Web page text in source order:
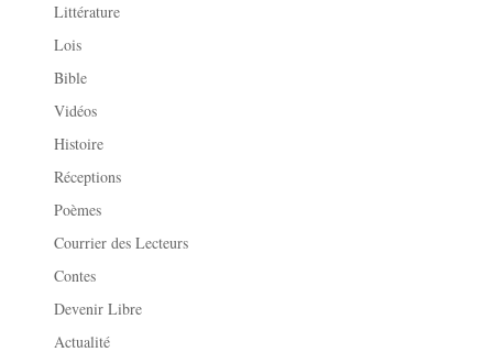
Littérature
Lois
Bible
Vidéos
Histoire
Réceptions
Poèmes
Courrier des Lecteurs
Contes
Devenir Libre
Actualité